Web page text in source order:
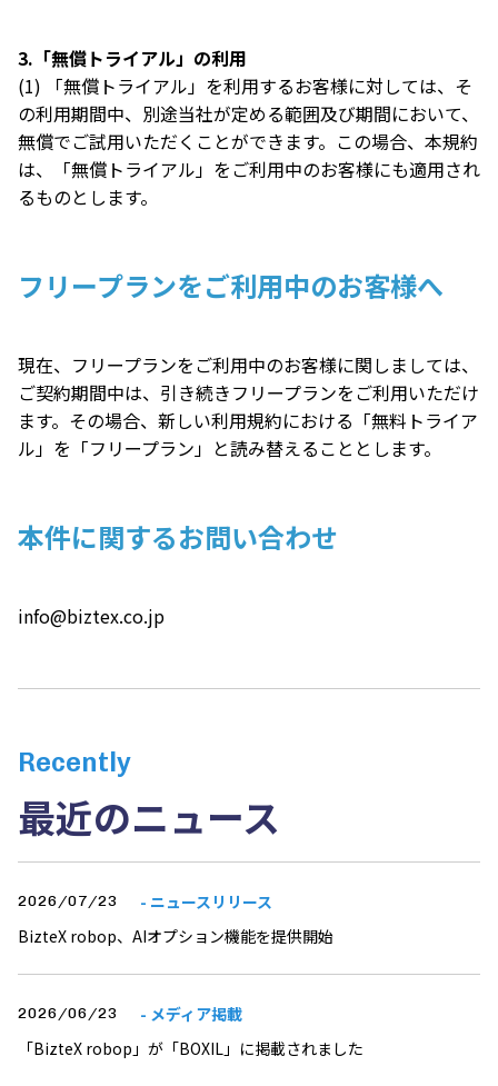
3.「無償トライアル」の利用
(1) 「無償トライアル」を利用するお客様に対しては、そ
の利用期間中、別途当社が定める範囲及び期間において、
無償でご試用いただくことができます。この場合、本規約
は、「無償トライアル」をご利用中のお客様にも適用され
るものとします。
フリープランをご利用中のお客様へ
現在、フリープランをご利用中のお客様に関しましては、
ご契約期間中は、引き続きフリープランをご利用いただけ
ます。その場合、新しい利用規約における「無料トライア
ル」を「フリープラン」と読み替えることとします。
本件に関するお問い合わせ
info@biztex.co.jp
Recently
最近のニュース
2026/07/23
- ニュースリリース
BizteX robop、AIオプション機能を提供開始
2026/06/23
- メディア掲載
「BizteX robop」が「BOXIL」に掲載されました